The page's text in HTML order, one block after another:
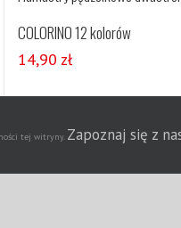
COLORINO 12 kolorów
14,90 zł
tej witryny. Zapoznaj się z